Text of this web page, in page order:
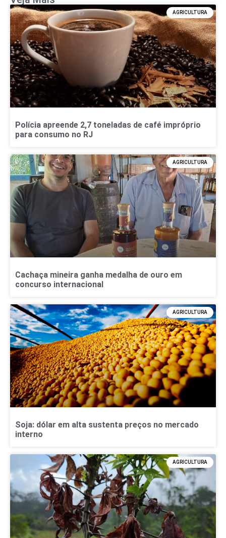
AGRICULTURA
Polícia apreende 2,7 toneladas de café impróprio
para consumo no RJ
AGRICULTURA
Cachaça mineira ganha medalha de ouro em
concurso internacional
AGRICULTURA
Soja: dólar em alta sustenta preços no mercado
interno
AGRICULTURA